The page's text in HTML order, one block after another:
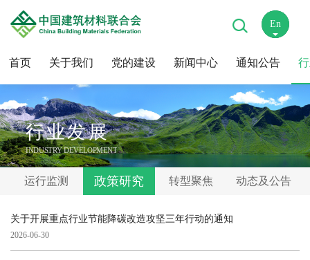
首页 关于我们 党的建设 新闻中心 通知公告
En
中
行业发展
INDUSTRY DEVELOPMENT
运行监测 政策研究 转型聚焦 动态及公告
关于开展重点行业节能降碳改造攻坚三年行动的通知
2026-06-30